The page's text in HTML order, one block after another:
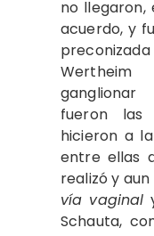
no llegaron,
acuerdo, y
ganglionar
fueron las
hicieron a
entre ellas
realizó y
vía vaginal
Schauta,